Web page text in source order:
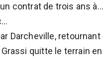
contrat de trois ans
Darcheville,
quitte le terrain